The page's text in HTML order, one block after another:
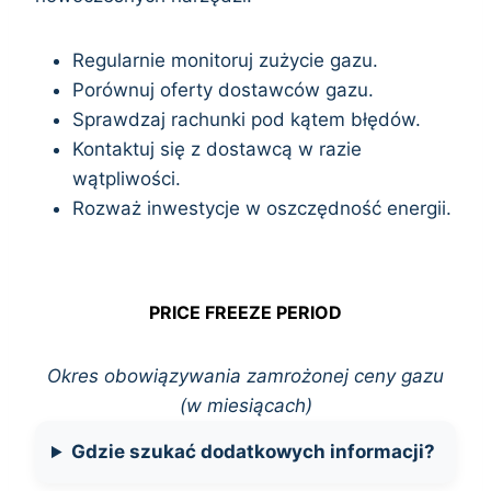
Regularnie monitoruj zużycie gazu.
Porównuj oferty dostawców gazu.
Sprawdzaj rachunki pod kątem błędów.
Kontaktuj się z dostawcą w razie
wątpliwości.
Rozważ inwestycje w oszczędność energii.
PRICE FREEZE PERIOD
Okres obowiązywania zamrożonej ceny gazu
(w miesiącach)
Gdzie szukać dodatkowych informacji?